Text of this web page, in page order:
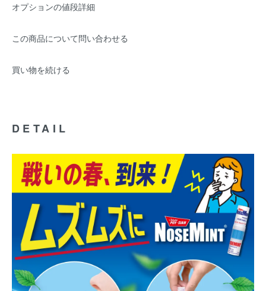
オプションの値段詳細
この商品について問い合わせる
買い物を続ける
DETAIL